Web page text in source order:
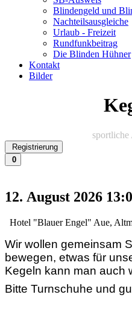
Blindengeld und
Nachteilsausgleiche
Urlaub - Freizeit
Rundfunkbeitrag
Die Blinden Hühner
Kontakt
Bilder
Registrierung
0
12. August 2026
Hotel "Blauer Engel" Aue,
Wir wollen gemeinsam
bewegen, etwas für
Kegeln kann man auch
Bitte Turnschuhe und